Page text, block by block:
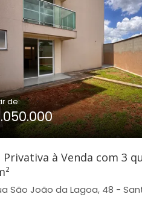
de:
Privativa à Venda com 3
São João da Lagoa, 48 - Santa Branca,